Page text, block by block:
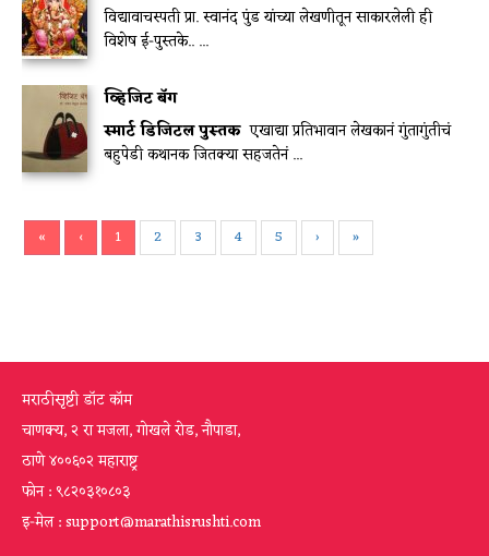
विद्यावाचस्पती प्रा. स्वानंद पुंड यांच्या लेखणीतून साकारलेली ही
विशेष ई-पुस्तके.. ...
व्हिजिट बॅग
स्मार्ट डिजिटल पुस्तक एखाद्या प्रतिभावान लेखकानं गुंतागुंतीचं
बहुपेडी कथानक जितक्या सहजतेनं ...
« ‹ 1 2 3 4 5 › »
मराठीसृष्टी डॉट कॉम
चाणक्य, २ रा मजला, गोखले रोड, नौपाडा,
ठाणे ४००६०२ महाराष्ट्र
फोन : ९८२०३१०८०३
इ-मेल : support@marathisrushti.com